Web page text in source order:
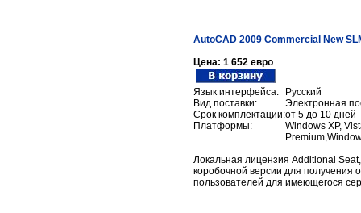
AutoCAD 2009 Commercial New
Цена: 1 652 евро
Язык интерфейса:
Русский
Вид поставки:
Электронная
Срок комплектации:от 5 до 10 дней
Платформы:
Windows XP,
Локальная лицензия Additional
коробочной версии для получения
пользователей для имеющегося